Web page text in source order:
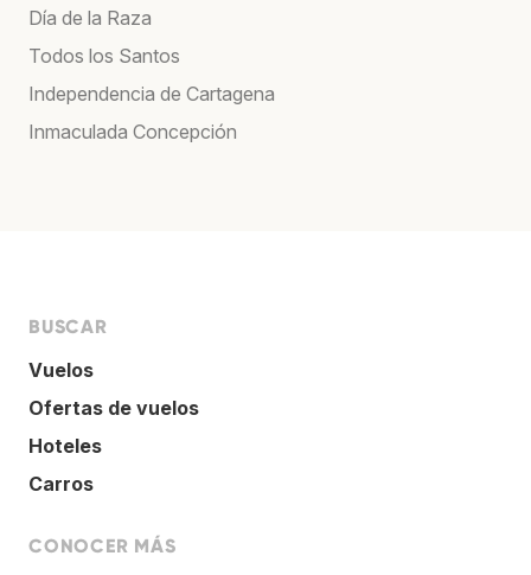
Día de la Raza
Todos los Santos
Independencia de Cartagena
Inmaculada Concepción
BUSCAR
Vuelos
Ofertas de vuelos
Hoteles
Carros
CONOCER MÁS